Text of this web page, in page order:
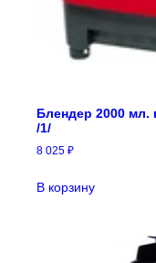
Блендер 2000 мл.
/1/
8 025 ₽
В корзину